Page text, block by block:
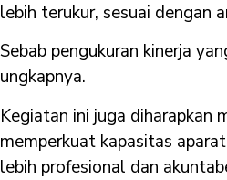
lebih terukur, sesuai dengan
Sebab pengukuran kinerja
ungkapnya.
Kegiatan ini juga diharapkan
memperkuat kapasitas
lebih profesional dan